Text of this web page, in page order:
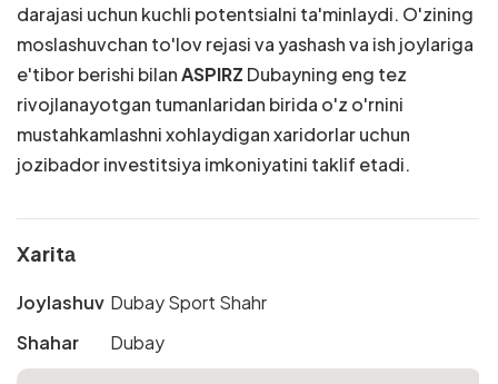
darajasi uchun kuchli potentsialni ta'minlaydi. O'zining
moslashuvchan to'lov rejasi va yashash va ish joylariga
e'tibor berishi bilanASPIRZ Dubayning eng tez
rivojlanayotgan tumanlaridan birida o'z o'rnini
mustahkamlashni xohlaydigan xaridorlar uchun
jozibador investitsiya imkoniyatini taklif etadi.
Xaritа
Joylashuv Dubay Sport Shahr
Shahar
Dubay